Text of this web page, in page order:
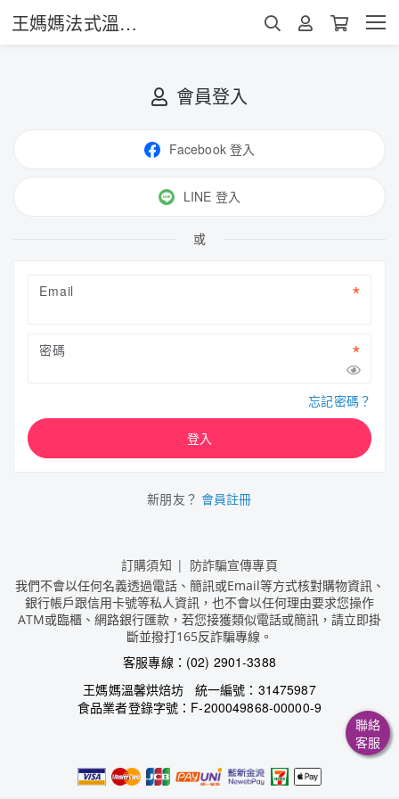
王媽媽法式溫馨酥
會員登入
Facebook 登入
LINE 登入
或
Email
密碼
忘記密碼？
登入
新朋友？ 會員註冊
訂購須知 防詐騙宣傳專頁
我們不會以任何名義透過電話、簡訊或Email等方式核對購物資訊、
銀行帳戶跟信用卡號等私人資訊，也不會以任何理由要求您操作
ATM或臨櫃、網路銀行匯款，若您接獲類似電話或簡訊，請立即掛
斷並撥打165反詐騙專線。
客服專線：(02) 2901-3388
王媽媽溫馨烘焙坊 統一編號：31475987
食品業者登錄字號：F-200049868-00000-9
聯絡
客服